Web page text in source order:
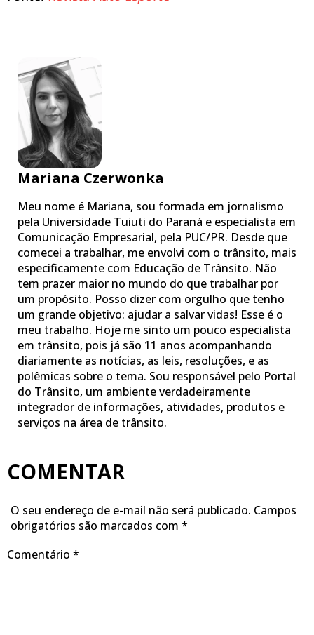
Mariana Czerwonka
Meu nome é Mariana, sou formada em jornalismo
pela Universidade Tuiuti do Paraná e especialista em
Comunicação Empresarial, pela PUC/PR. Desde que
comecei a trabalhar, me envolvi com o trânsito, mais
especificamente com Educação de Trânsito. Não
tem prazer maior no mundo do que trabalhar por
um propósito. Posso dizer com orgulho que tenho
um grande objetivo: ajudar a salvar vidas! Esse é o
meu trabalho. Hoje me sinto um pouco especialista
em trânsito, pois já são 11 anos acompanhando
diariamente as notícias, as leis, resoluções, e as
polêmicas sobre o tema. Sou responsável pelo Portal
do Trânsito, um ambiente verdadeiramente
integrador de informações, atividades, produtos e
serviços na área de trânsito.
COMENTAR
O seu endereço de e-mail não será publicado. Campos
obrigatórios são marcados com *
Comentário *